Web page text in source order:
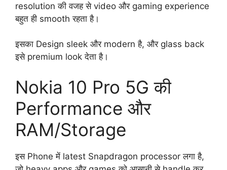
resolution की वजह से video और gaming experience
बहुत ही smooth रहता है।
इसका Design sleek और modern है, और glass back
इसे premium look देता है।
Nokia 10 Pro 5G की
Performance और
RAM/Storage
इस Phone में latest Snapdragon processor लगा है,